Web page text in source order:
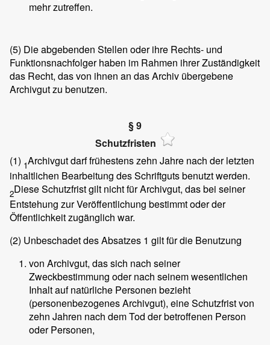
mehr zutreffen.
(5) Die abgebenden Stellen oder ihre Rechts- und
Funktionsnachfolger haben im Rahmen ihrer Zuständigkeit
das Recht, das von ihnen an das Archiv übergebene
Archivgut zu benutzen.
§ 9
Schutzfristen
(1) 1Archivgut darf frühestens zehn Jahre nach der letzten
inhaltlichen Bearbeitung des Schriftguts benutzt werden.
2Diese Schutzfrist gilt nicht für Archivgut, das bei seiner
Entstehung zur Veröffentlichung bestimmt oder der
Öffentlichkeit zugänglich war.
(2) Unbeschadet des Absatzes 1 gilt für die Benutzung
von Archivgut, das sich nach seiner
Zweckbestimmung oder nach seinem wesentlichen
Inhalt auf natürliche Personen bezieht
(personenbezogenes Archivgut), eine Schutzfrist von
zehn Jahren nach dem Tod der betroffenen Person
oder Personen,